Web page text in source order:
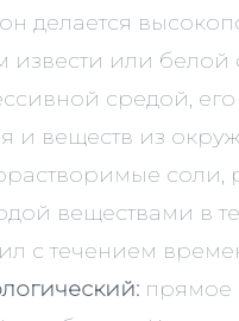
делается
или белой
средой,
и веществ из
веществами в
с течением
прямое